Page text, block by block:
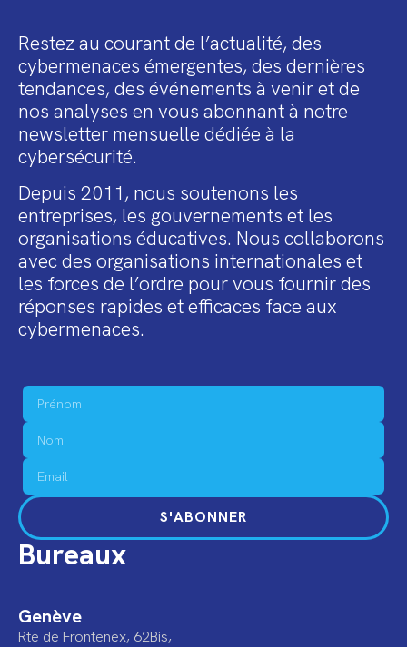
Restez au courant de l’actualité, des
cybermenaces émergentes, des dernières
tendances, des événements à venir et de
nos analyses en vous abonnant à notre
newsletter mensuelle dédiée à la
cybersécurité.
Depuis 2011, nous soutenons les
entreprises, les gouvernements et les
organisations éducatives. Nous collaborons
avec des organisations internationales et
les forces de l’ordre pour vous fournir des
réponses rapides et efficaces face aux
cybermenaces.
S'ABONNER
Bureaux
Genève
Rte de Frontenex, 62Bis,